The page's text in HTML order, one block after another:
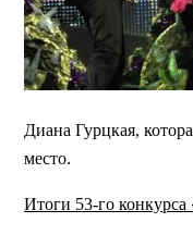
Диана Гурцкая,
место.
Итоги 53-го